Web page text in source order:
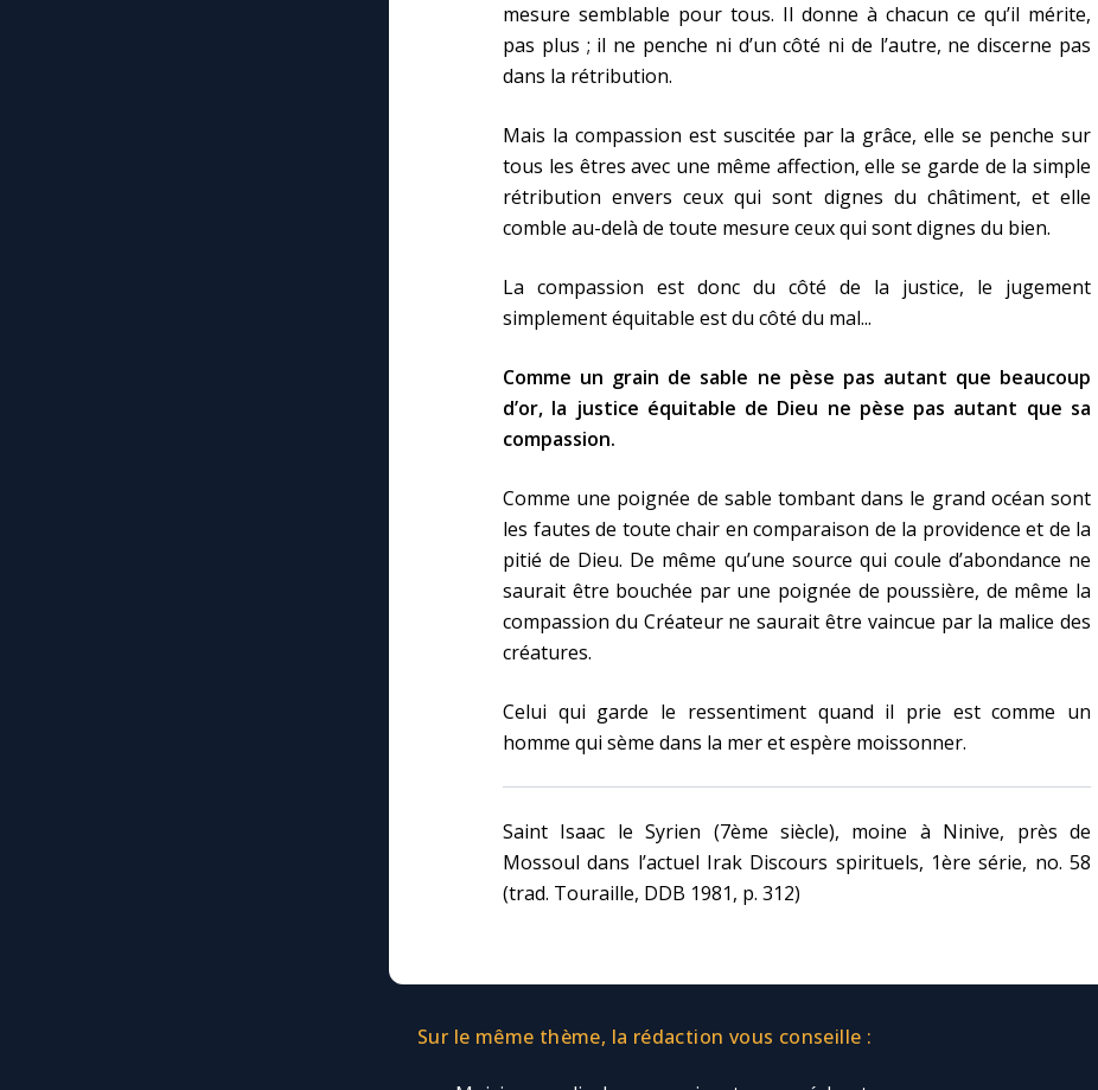
mesure semblable pour tous. Il donne à chacun ce qu’il mérite,
pas plus ; il ne penche ni d’un côté ni de l’autre, ne discerne pas
dans la rétribution.
Mais la compassion est suscitée par la grâce, elle se penche sur
tous les êtres avec une même affection, elle se garde de la simple
rétribution envers ceux qui sont dignes du châtiment, et elle
comble au-delà de toute mesure ceux qui sont dignes du bien.
La compassion est donc du côté de la justice, le jugement
simplement équitable est du côté du mal...
Comme un grain de sable ne pèse pas autant que beaucoup
d’or, la justice équitable de Dieu ne pèse pas autant que sa
compassion.
Comme une poignée de sable tombant dans le grand océan sont
les fautes de toute chair en comparaison de la providence et de la
pitié de Dieu. De même qu’une source qui coule d’abondance ne
saurait être bouchée par une poignée de poussière, de même la
compassion du Créateur ne saurait être vaincue par la malice des
créatures.
Celui qui garde le ressentiment quand il prie est comme un
homme qui sème dans la mer et espère moissonner.
Saint Isaac le Syrien (7ème siècle), moine à Ninive, près de
Mossoul dans l’actuel Irak Discours spirituels, 1ère série, no. 58
(trad. Touraille, DDB 1981, p. 312)
Sur le même thème, la rédaction vous conseille :